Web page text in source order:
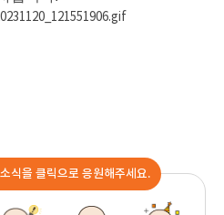
식을 클릭으로 응원해주세요.